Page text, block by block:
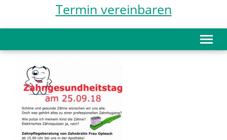
Termin vereinbaren